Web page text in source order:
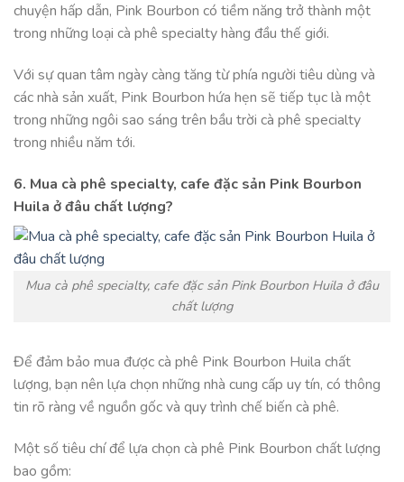
chuyện hấp dẫn, Pink Bourbon có tiềm năng trở thành một
trong những loại cà phê specialty hàng đầu thế giới.
Với sự quan tâm ngày càng tăng từ phía người tiêu dùng và
các nhà sản xuất, Pink Bourbon hứa hẹn sẽ tiếp tục là một
trong những ngôi sao sáng trên bầu trời cà phê specialty
trong nhiều năm tới.
6. Mua cà phê specialty, cafe đặc sản Pink Bourbon
Huila ở đâu chất lượng?
Mua cà phê specialty, cafe đặc sản Pink Bourbon Huila ở đâu
chất lượng
Để đảm bảo mua được cà phê Pink Bourbon Huila chất
lượng, bạn nên lựa chọn những nhà cung cấp uy tín, có thông
tin rõ ràng về nguồn gốc và quy trình chế biến cà phê.
Một số tiêu chí để lựa chọn cà phê Pink Bourbon chất lượng
bao gồm: